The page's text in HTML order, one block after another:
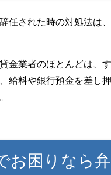
任された時の対処法は、
金業者のほとんどは、
給料や銀行預金を差し
お困りなら